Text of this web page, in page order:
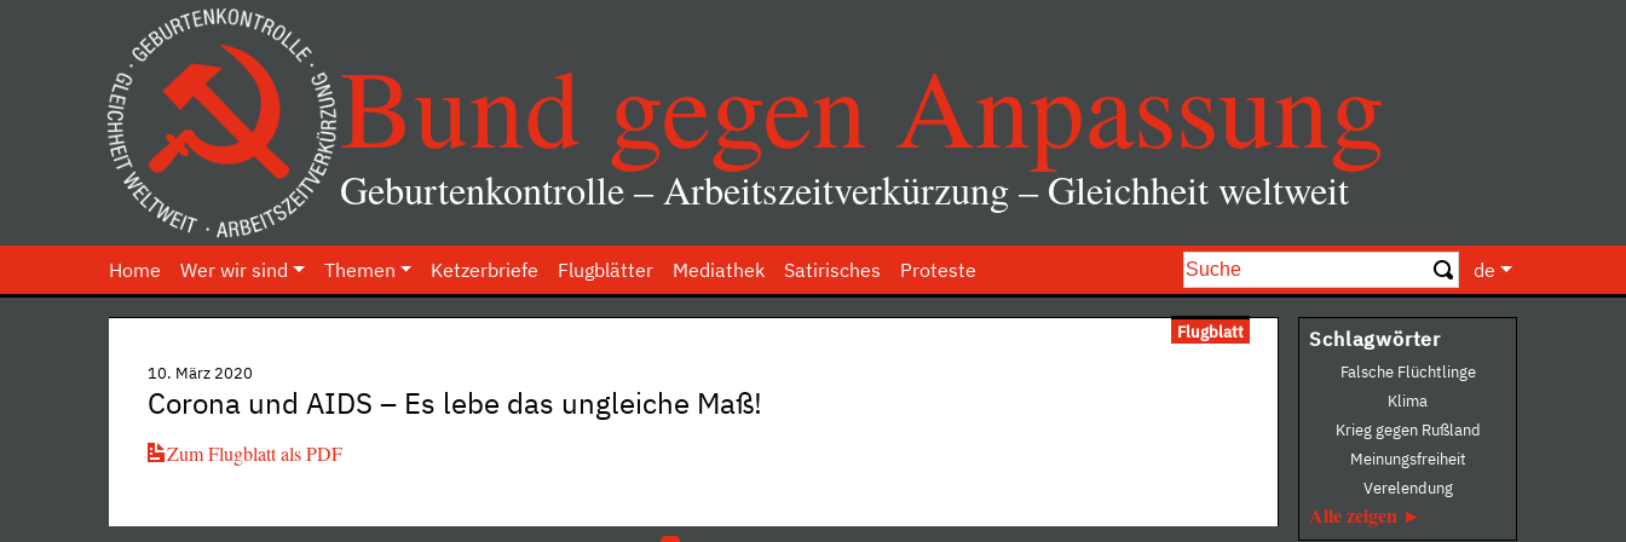
Bund gegen Anpassung
Geburtenkontrolle – Arbeitszeitverkürzung – Gleichheit weltweit
Home Wer wir sind Themen Ketzerbriefe Flugblätter Mediathek Satirisches Proteste de
Flugblatt
10. März 2020
Corona und AIDS – Es lebe das ungleiche Maß!
Zum Flugblatt als PDF
Schlagwörter
Falsche Flüchtlinge
Klima
Krieg gegen Rußland
Meinungsfreiheit
Verelendung
Alle zeigen